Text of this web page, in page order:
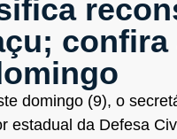
domingo (9), o
estadual da Defesa